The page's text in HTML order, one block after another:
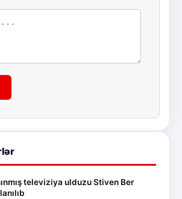
televiziya ulduzu Stiven Ber